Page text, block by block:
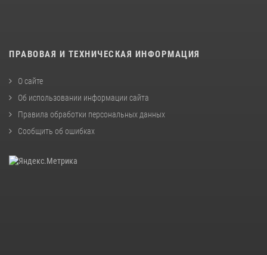
ПРАВОВАЯ И ТЕХНИЧЕСКАЯ ИНФОРМАЦИЯ
О сайте
Об использовании информации сайта
Правила обработки персональных данных
Сообщить об ошибках